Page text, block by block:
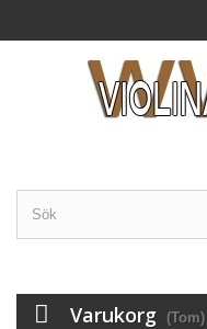
Varukorg (Tom)